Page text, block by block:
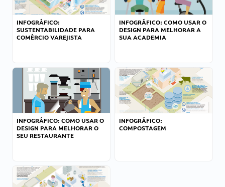
INFOGRÁFICO:
SUSTENTABILIDADE PARA
COMÉRCIO VAREJISTA
INFOGRÁFICO: COMO USAR O
DESIGN PARA MELHORAR A
SUA ACADEMIA
INFOGRÁFICO: COMO USAR O
DESIGN PARA MELHORAR O
SEU RESTAURANTE
INFOGRÁFICO:
COMPOSTAGEM